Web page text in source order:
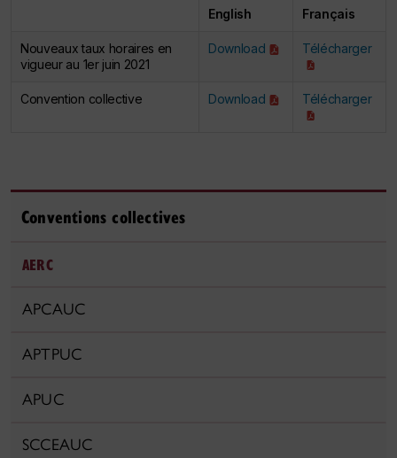
English Français
Nouveaux taux horaires en
vigueur au 1er juin 2021
Download Télécharger
Convention collective Download Télécharger
Conventions collectives
AERC
APCAUC
APTPUC
APUC
SCCEAUC